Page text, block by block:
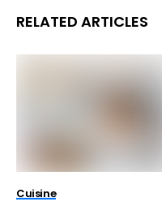
RELATED ARTICLES
Cuisine